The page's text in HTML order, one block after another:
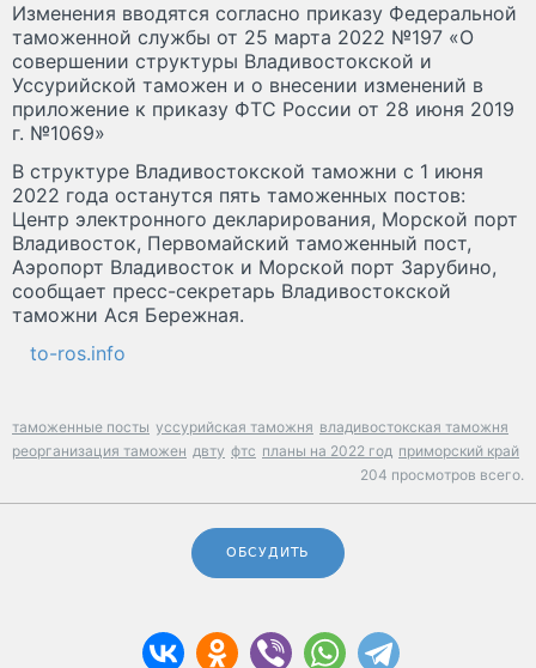
Изменения вводятся согласно приказу Федеральной
таможенной службы от 25 марта 2022 №197 «О
совершении структуры Владивостокской и
Уссурийской таможен и о внесении изменений в
приложение к приказу ФТС России от 28 июня 2019
г. №1069»
В структуре Владивостокской таможни с 1 июня
2022 года останутся пять таможенных постов:
Центр электронного декларирования, Морской порт
Владивосток, Первомайский таможенный пост,
Аэропорт Владивосток и Морской порт Зарубино,
сообщает пресс-секретарь Владивостокской
таможни Ася Бережная.
to-ros.info
таможенные посты уссурийская таможня владивостокская таможня
реорганизация таможен двту фтс планы на 2022 год приморский край
204 просмотров всего.
ОБСУДИТЬ